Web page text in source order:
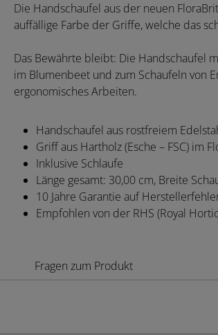
Die Handschaufel aus der neuen
auffällige Farbe der Griffe, welche das
Das Bewährte bleibt: Die Handschaufel
im Blumenbeet und zum Schaufeln von
ergonomisches Arbeiten.
Handschaufel aus rostfreiem
Griff aus Hartholz (Esche – FSC) im
Inklusive Schlaufe
Länge gesamt: 30,00 cm, Breite
10 Jahre Garantie auf
Empfohlen von der RHS (Royal
Fragen zum Produkt